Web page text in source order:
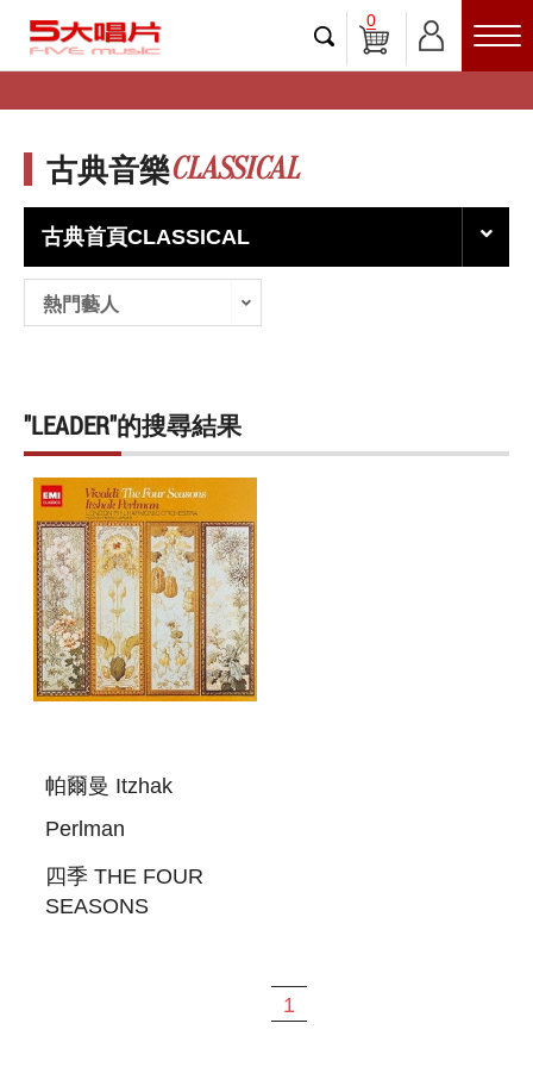
0
古典音樂CLASSICAL
古典首頁CLASSICAL
熱門藝人
"LEADER"的搜尋結果
帕爾曼 Itzhak
Perlman
四季 THE FOUR
SEASONS
1